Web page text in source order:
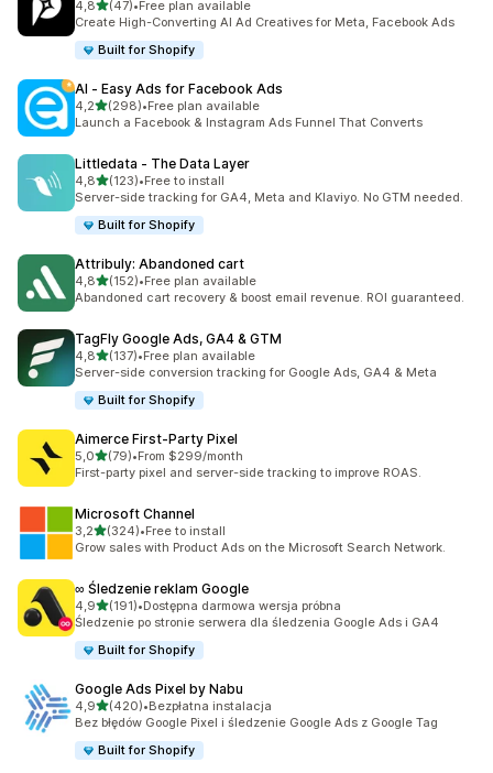
4,8na 5 gwiazdek
(47)
Łączna liczba recenzji: 47
•Free plan available
Create High-Converting AI Ad Creatives for Meta, Facebook Ads
Built for Shopify
AI ‑ Easy Ads for Facebook Ads
4,2na 5 gwiazdek
(298)
Łączna liczba recenzji: 298
•Free plan available
Launch a Facebook & Instagram Ads Funnel That Converts
Littledata ‑ The Data Layer
4,8na 5 gwiazdek
(123)
Łączna liczba recenzji: 123
•Free to install
Server-side tracking for GA4, Meta and Klaviyo. No GTM needed.
Built for Shopify
Attribuly: Abandoned cart
4,8na 5 gwiazdek
(152)
Łączna liczba recenzji: 152
•Free plan available
Abandoned cart recovery & boost email revenue. ROI guaranteed.
TagFly Google Ads, GA4 & GTM
4,8na 5 gwiazdek
(137)
Łączna liczba recenzji: 137
•Free plan available
Server-side conversion tracking for Google Ads, GA4 & Meta
Built for Shopify
Aimerce First‑Party Pixel
5,0na 5 gwiazdek
(79)
Łączna liczba recenzji: 79
•From $299/month
First-party pixel and server-side tracking to improve ROAS.
Microsoft Channel
3,2na 5 gwiazdek
(324)
Łączna liczba recenzji: 324
•Free to install
Grow sales with Product Ads on the Microsoft Search Network.
∞ Śledzenie reklam Google
4,9na 5 gwiazdek
(191)
Łączna liczba recenzji: 191
•Dostępna darmowa wersja próbna
Śledzenie po stronie serwera dla śledzenia Google Ads i GA4
Built for Shopify
Google Ads Pixel by Nabu
4,9na 5 gwiazdek
(420)
Łączna liczba recenzji: 420
•Bezpłatna instalacja
Bez błędów Google Pixel i śledzenie Google Ads z Google Tag
Built for Shopify